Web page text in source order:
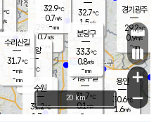
과천
29.9℃
0.7m/s
- mm
용인
30.6℃
1.6m/s
경기광주
29.2℃
0.9m/s
-mm
의왕
- ℃
m/s
mm
℃
m/s
32.7℃
1.5m/s
-mm
32.9℃
0.7m/s
-mm
기흥구갈
31.7℃
0.1m/s
-
수리산길
31.7℃
-m/s
-mm
분당구
33.3℃
0.8m/s
-mm
수원
31.2℃
1.7 m/s
+
−
20 km